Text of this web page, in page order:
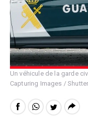
Un véhicule de la garde
Capturing Images /